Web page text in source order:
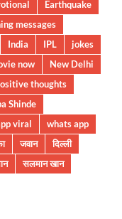
Earthquake
messages
India IPL
jokes
now
New Delhi
thoughts
Shinde
viral
whats app
जवान
दिल्ली
सलमान खान